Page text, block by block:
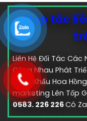
Hợp tác
Liên Hệ Đối Tác Các
Cùng Nhau Phát
Chiết Khấu Hoa
marketing Lên Tốp
0583. 226 226Có